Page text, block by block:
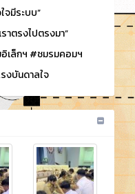
จมีระบบ”
าตรงไปตรงมา”
เล็กฯ #ชมรมคอมฯ
งบันดาลใจ